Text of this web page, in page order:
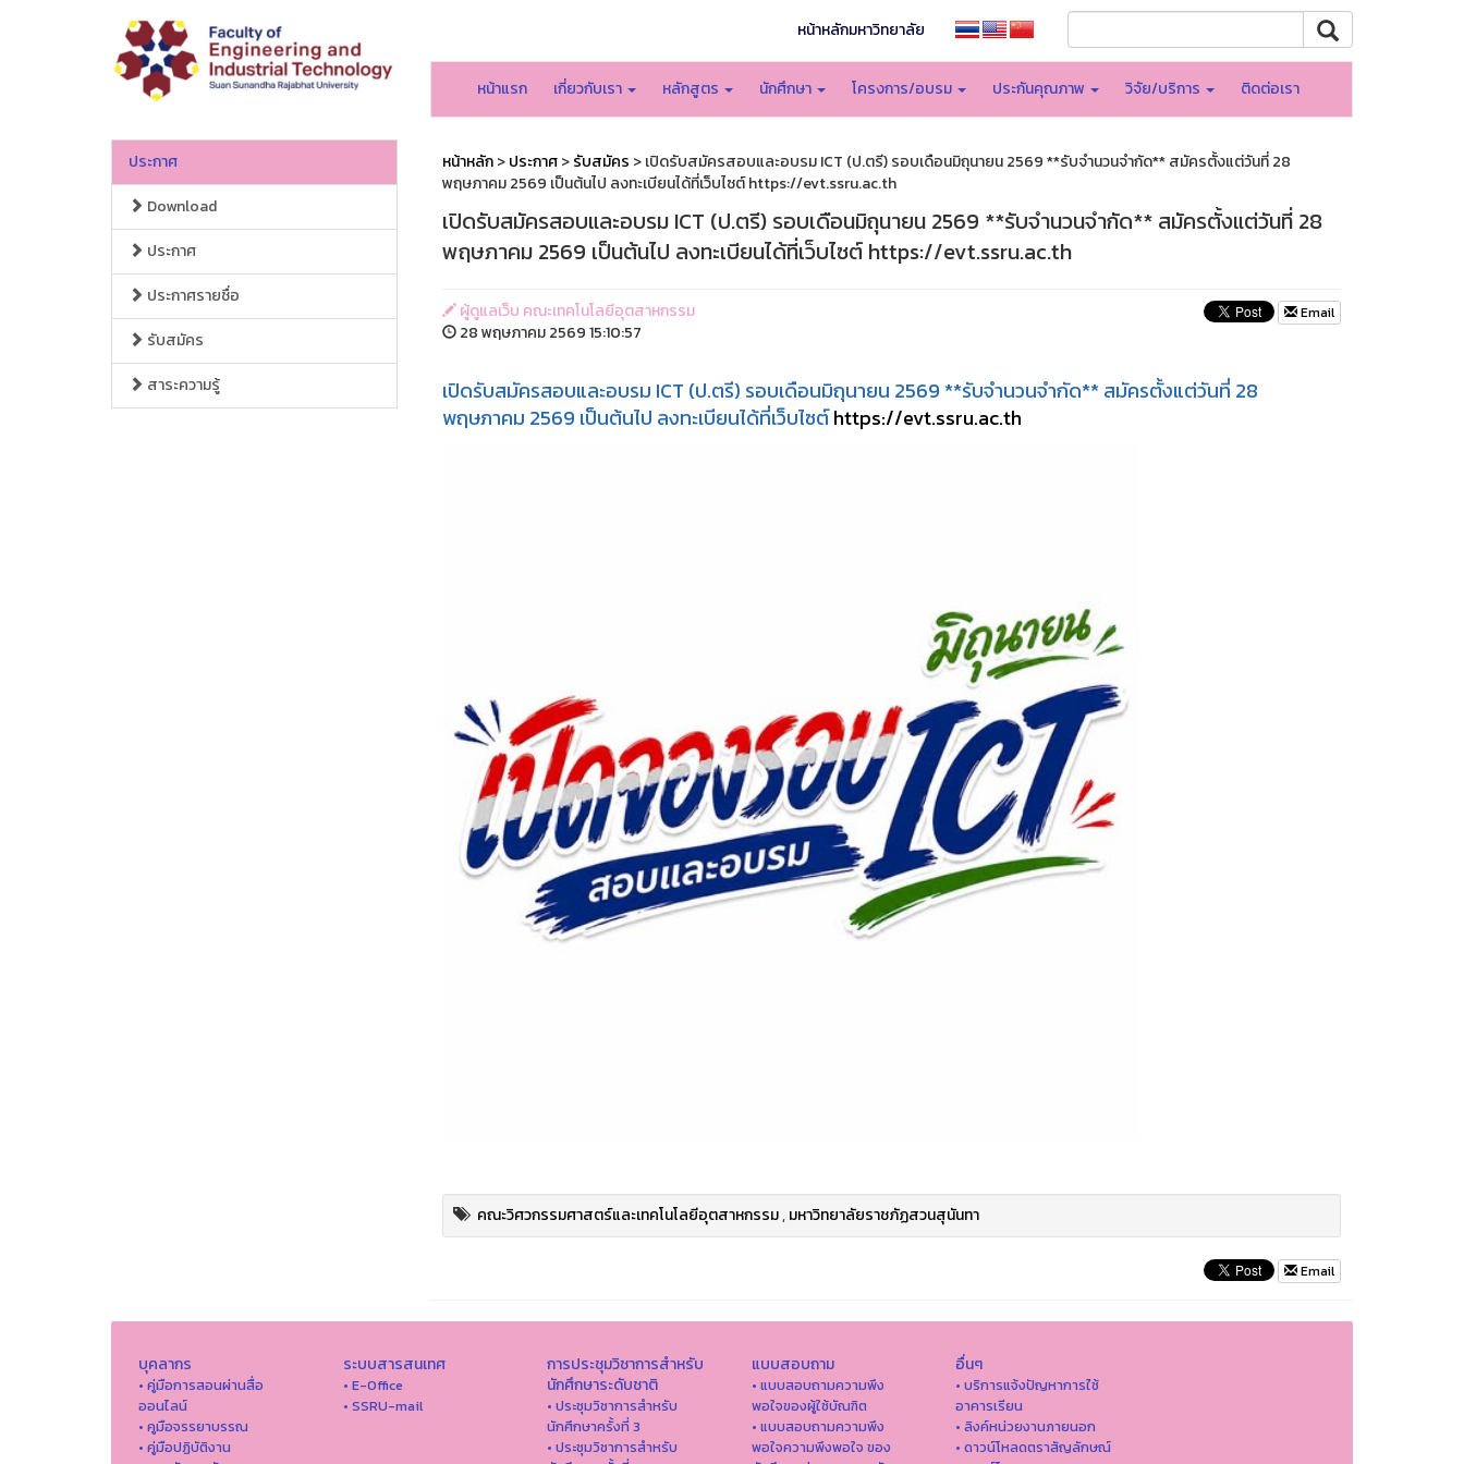
หน้าหลักมหาวิทยาลัย
หน้าแรก เกี่ยวกับเรา หลักสูตร นักศึกษา โครงการ/อบรม ประกันคุณภาพ วิจัย/บริการ ติดต่อเรา
ประกาศ
Download
ประกาศ
ประกาศรายชื่อ
รับสมัคร
สาระความรู้
หน้าหลัก>ประกาศ>รับสมัคร > เปิดรับสมัครสอบและอบรม ICT (ป.ตรี) รอบเดือนมิถุนายน 2569 **รับจำนวนจำกัด** สมัครตั้งแต่วันที่ 28
พฤษภาคม 2569 เป็นต้นไป ลงทะเบียนได้ที่เว็บไซต์ https://evt.ssru.ac.th
เปิดรับสมัครสอบและอบรม ICT (ป.ตรี) รอบเดือนมิถุนายน 2569 **รับจำนวนจำกัด** สมัครตั้งแต่วันที่ 28
พฤษภาคม 2569 เป็นต้นไป ลงทะเบียนได้ที่เว็บไซต์ https://evt.ssru.ac.th
ผู้ดูแลเว็บ คณะเทคโนโลยีอุตสาหกรรม
28 พฤษภาคม 2569 15:10:57
Email
เปิดรับสมัครสอบและอบรม ICT (ป.ตรี) รอบเดือนมิถุนายน 2569 **รับจำนวนจำกัด** สมัครตั้งแต่วันที่ 28
พฤษภาคม 2569 เป็นต้นไป ลงทะเบียนได้ที่เว็บไซต์https://evt.ssru.ac.th
คณะวิศวกรรมศาสตร์และเทคโนโลยีอุตสาหกรรม,มหาวิทยาลัยราชภัฏสวนสุนันทา
Email
บุคลากร
• คู่มือการสอนผ่านสื่อ
ออนไลน์
• คูมือจรรยาบรรณ
• คู่มือปฏิบัติงาน
ระบบสารสนเทศ
• E-Office
• SSRU-mail
การประชุมวิชาการสำหรับ
นักศึกษาระดับชาติ
• ประชุมวิชาการสำหรับ
นักศึกษาครั้งที่ 3
• ประชุมวิชาการสำหรับ
แบบสอบถาม
• แบบสอบถามความพึง
พอใจของผู้ใช้บัณฑิต
• แบบสอบถามความพึง
พอใจความพึงพอใจ ของ
อื่นๆ
• บริการแจ้งปัญหาการใ่ช้
อาคารเรียน
• ลิงค์หน่วยงานภายนอก
• ดาวน์โหลดตราสัญลักษณ์